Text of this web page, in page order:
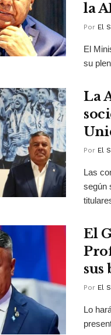
la
Por El
El
su
La
Por El
Las
según
El
sus
Por El
Lo